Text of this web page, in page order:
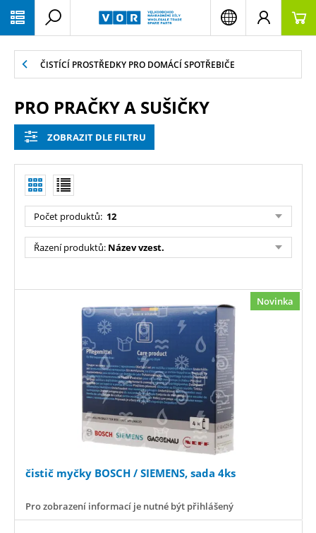
ČISTÍCÍ PROSTŘEDKY PRO DOMÁCÍ SPOTŘEBIČE
PRO PRAČKY A SUŠIČKY
ZOBRAZIT DLE FILTRU
Počet produktů: 12
Řazení produktů: Název vzest.
Novinka
čistič myčky BOSCH / SIEMENS, sada 4ks
Pro zobrazení informací je nutné být přihlášený